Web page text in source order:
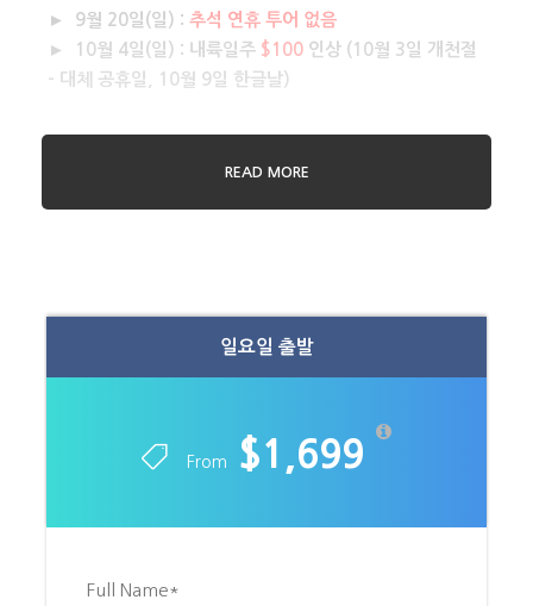
일요일 출발
From $1,699
Full Name*
► 9월 20일(일) : 추석 연휴 투어 없음
► 10월 4일(일) : 내륙일주 $100 인상 (10월 3일 개천절
– 대체 공휴일, 10월 9일 한글날)
포함사항
전 일정 특급호텔 사용 (2인1실 기준)
관광지 입장료 및 한국가이드
READ MORE